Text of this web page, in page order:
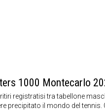
1000 Montecarlo
registratisi tra tabellone
precipitato il mondo del